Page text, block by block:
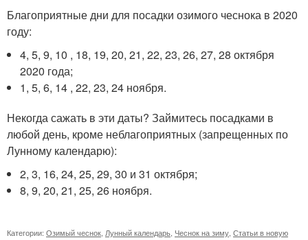
Благоприятные дни для посадки озимого чеснока в 2020
году:
4, 5, 9, 10 , 18, 19, 20, 21, 22, 23, 26, 27, 28 октября
2020 года;
1, 5, 6, 14 , 22, 23, 24 ноября.
Некогда сажать в эти даты? Займитесь посадками в
любой день, кроме неблагоприятных (запрещенных по
Лунному календарю):
2, 3, 16, 24, 25, 29, 30 и 31 октября;
8, 9, 20, 21, 25, 26 ноября.
Категории: Озимый чеснок Лунный календарь Чеснок на зиму Статьи в новую